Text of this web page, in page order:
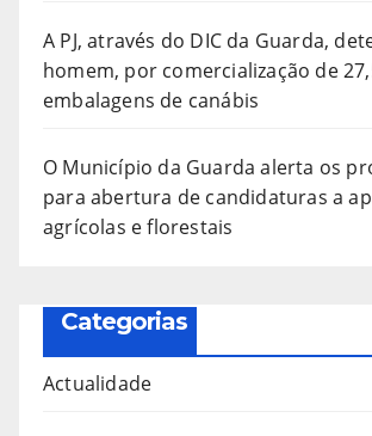
A PJ, através do DIC da Guarda,
homem, por comercialização de
embalagens de canábis
O Município da Guarda alerta os
para abertura de candidaturas a
agrícolas e florestais
Categorias
Actualidade